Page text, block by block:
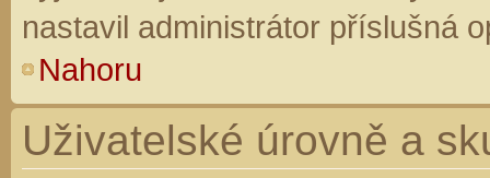
nastavil administrátor příslušná
Nahoru
Uživatelské úrovně a